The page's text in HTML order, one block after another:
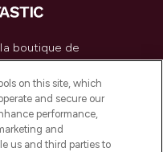
la boutique de
en Europe,
de soins
et de maquillage
prestigieuses.
ligne ou via
offerte dès
on this site, which
and secure our
performance,
and
us and third parties to